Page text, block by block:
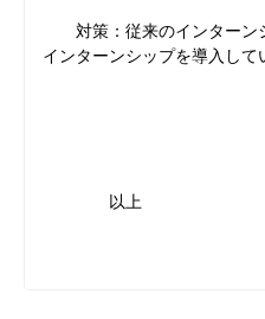
対策：従来のインターン
インターンシップを導入して
以上